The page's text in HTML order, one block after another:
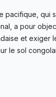
pacifique, qui
a pour
et exiger
le sol